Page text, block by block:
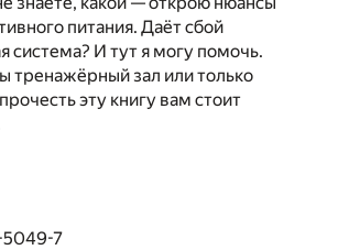
питания. Даёт сбой
система? И тут я могу помочь.
тренажёрный зал или только
эту книгу вам стоит
5049-7